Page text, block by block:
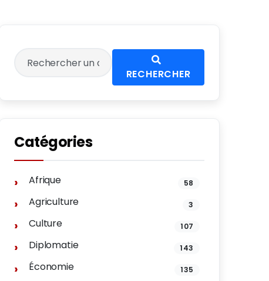
RECHERCHER
Catégories
Afrique 58
Agriculture 3
Culture 107
Diplomatie 143
Économie 135